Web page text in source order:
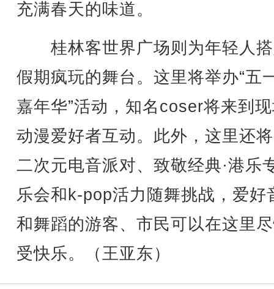
充满春天的味道。
桂林客世界广场则为年轻人
假期疯玩的舞台。这里将举办“五
嘉年华”活动，知名coser将来到
动漫爱好者互动。此外，这里还
二次元电音派对、致敬经典·港乐
乐会和k-pop活力随舞挑战，爱好
和舞蹈的游客、市民可以在这里
受快乐。（王亚东）